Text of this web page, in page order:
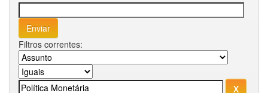
Filtros correntes: